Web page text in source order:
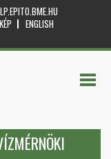
ENGLISH